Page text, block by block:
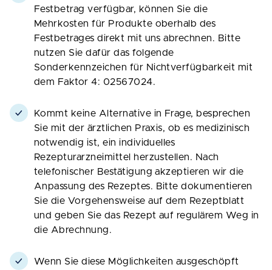
Festbetrag verfügbar, können Sie die
Mehrkosten für Produkte oberhalb des
Festbetrages direkt mit uns abrechnen. Bitte
nutzen Sie dafür das folgende
Sonderkennzeichen für Nichtverfügbarkeit mit
dem Faktor 4: 02567024.
Kommt keine Alternative in Frage, besprechen
Sie mit der ärztlichen Praxis, ob es medizinisch
notwendig ist, ein individuelles
Rezepturarzneimittel herzustellen. Nach
telefonischer Bestätigung akzeptieren wir die
Anpassung des Rezeptes. Bitte dokumentieren
Sie die Vorgehensweise auf dem Rezeptblatt
und geben Sie das Rezept auf regulärem Weg in
die Abrechnung.
Wenn Sie diese Möglichkeiten ausgeschöpft